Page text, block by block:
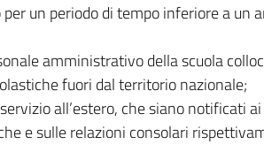
un periodo di tempo inferiore a un
amministrativo della scuola
fuori dal territorio nazionale;
all’estero, che siano notificati
e sulle relazioni consolari